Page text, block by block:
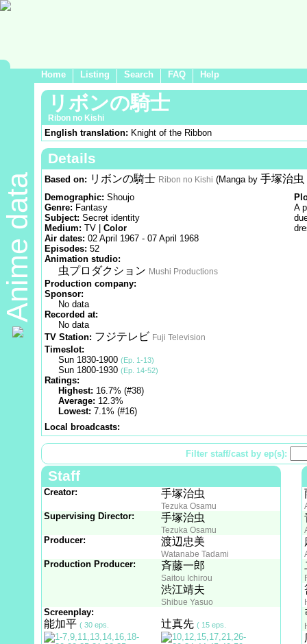
Home Listing Search FAQ Help
Anime data
リボンの騎士
Ribon no Kishi
English translation: Knight of the Ribbon
Details
Based on: リボンの騎士 Ribon no Kishi (Manga by 手塚治虫
Demographic: Shoujo
Genre: Fantasy
Subject: Secret identity
Medium: TV | Color
Air dates: 02 April 1967 - 07 April 1968
Episodes: 52
Animation studio:
虫プロダクション Mushi Productions
Production company:
Sponsor:
No data
Recorded at:
No data
TV Station: フジテレビ Fuji Television
Timeslot:
Sun 1830-1900 (Ep. 1-13)
Sun 1800-1930 (Ep. 14-52)
Ratings:
Highest: 16.7% (#38)
Average: 12.3%
Lowest: 7.1% (#16)
A
Local broadcasts:
Filter staff/cast by ep(s):
Staff
Creator: 手塚治虫
Tezuka Osamu
Supervising Director: 手塚治虫
Tezuka Osamu
Producer: 渡辺忠美
Watanabe Tadami
Production Producer: 斉藤一郎
Saitou Ichirou
渋江靖夫
Shibue Yasuo
Screenplay:
能加平 ( 30 eps. 辻真先 ( 15 eps.